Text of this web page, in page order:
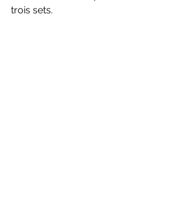
trois sets.